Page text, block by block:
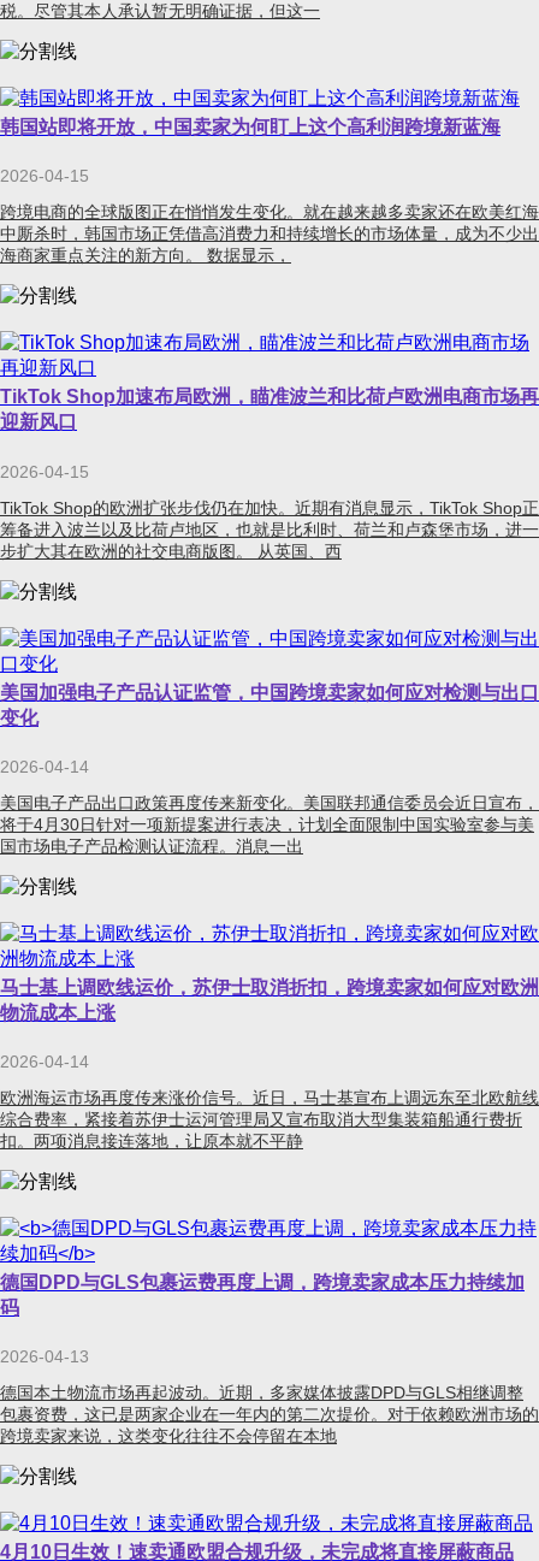
税。尽管其本人承认暂无明确证据，但这一
韩国站即将开放，中国卖家为何盯上这个高利润跨境新蓝海
2026-04-15
跨境电商的全球版图正在悄悄发生变化。就在越来越多卖家还在欧美红海
中厮杀时，韩国市场正凭借高消费力和持续增长的市场体量，成为不少出
海商家重点关注的新方向。 数据显示，
TikTok Shop加速布局欧洲，瞄准波兰和比荷卢欧洲电商市场再
迎新风口
2026-04-15
TikTok Shop的欧洲扩张步伐仍在加快。近期有消息显示，TikTok Shop正
筹备进入波兰以及比荷卢地区，也就是比利时、荷兰和卢森堡市场，进一
步扩大其在欧洲的社交电商版图。 从英国、西
美国加强电子产品认证监管，中国跨境卖家如何应对检测与出口
变化
2026-04-14
美国电子产品出口政策再度传来新变化。美国联邦通信委员会近日宣布，
将于4月30日针对一项新提案进行表决，计划全面限制中国实验室参与美
国市场电子产品检测认证流程。消息一出
马士基上调欧线运价，苏伊士取消折扣，跨境卖家如何应对欧洲
物流成本上涨
2026-04-14
欧洲海运市场再度传来涨价信号。近日，马士基宣布上调远东至北欧航线
综合费率，紧接着苏伊士运河管理局又宣布取消大型集装箱船通行费折
扣。两项消息接连落地，让原本就不平静
德国DPD与GLS包裹运费再度上调，跨境卖家成本压力持续加
码
2026-04-13
德国本土物流市场再起波动。近期，多家媒体披露DPD与GLS相继调整
包裹资费，这已是两家企业在一年内的第二次提价。对于依赖欧洲市场的
跨境卖家来说，这类变化往往不会停留在本地
4月10日生效！速卖通欧盟合规升级，未完成将直接屏蔽商品